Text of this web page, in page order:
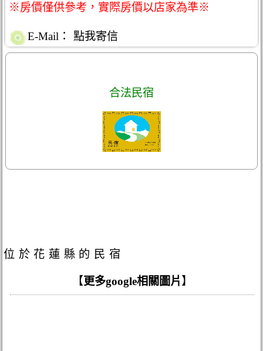
※房價僅供參考，實際房價以店家為準※
E-Mail： 點我寄信
合法民宿
位於花蓮縣的民宿
【 更多google相關圖片 】